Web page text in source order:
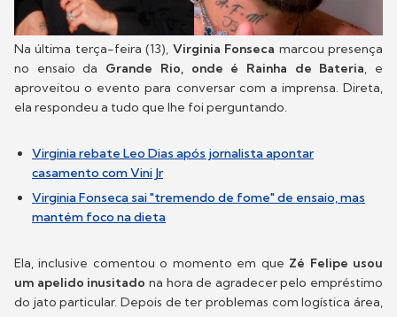
Na última terça-feira (13), Virginia Fonseca marcou presença
no ensaio da Grande Rio, onde é Rainha de Bateria, e
aproveitou o evento para conversar com a imprensa. Direta,
ela respondeu a tudo que lhe foi perguntando.
Virginia rebate Leo Dias após jornalista apontar
casamento com Vini Jr
Virginia Fonseca sai "tremendo de fome" de ensaio, mas
mantém foco na dieta
Ela, inclusive comentou o momento em que Zé Felipe usou
um apelido inusitado na hora de agradecer pelo empréstimo
do jato particular. Depois de ter problemas com logística área,